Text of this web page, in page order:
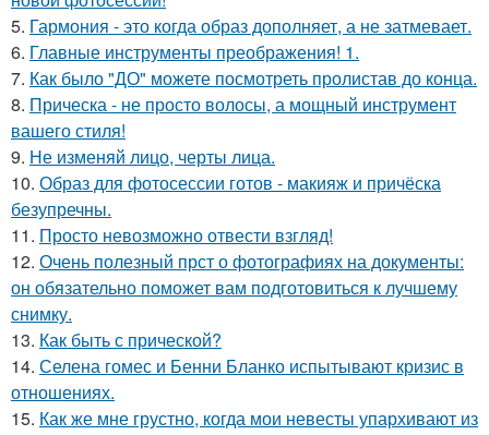
5. Гармония - это когда образ дополняет, а не затмевает.
6. Главные инструменты преображения! 1.
7. Как было "ДО" можете посмотреть пролистав до конца.
8. Прическа - не просто волосы, а мощный инструмент
вашего стиля!
9. Не изменяй лицо, черты лица.
10. Образ для фотосессии готов - макияж и причёска
безупречны.
11. Просто невозможно отвести взгляд!
12. Очень полезный прст о фотографиях на документы:
он обязательно поможет вам подготовиться к лучшему
снимку.
13. Как быть с прической?
14. Селена гомес и Бенни Бланко испытывают кризис в
отношениях.
15. Как же мне грустно, когда мои невесты упархивают из